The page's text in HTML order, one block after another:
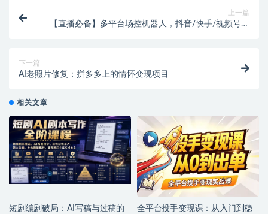
上一篇
【直播必备】多平台场控机器人，抖音/快手/视频号暖
下一篇
AI老照片修复：拼多多上的情怀变现项目
相关文章
短剧编剧破局：AI写稿与过稿的
全平台投手变现课：从入门到稳